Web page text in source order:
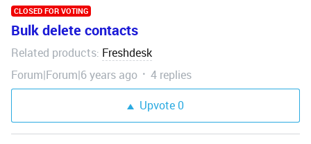
CLOSED FOR VOTING
Bulk delete contacts
Related products: Freshdesk
Forum|Forum|6 years ago
4 replies
Upvote0